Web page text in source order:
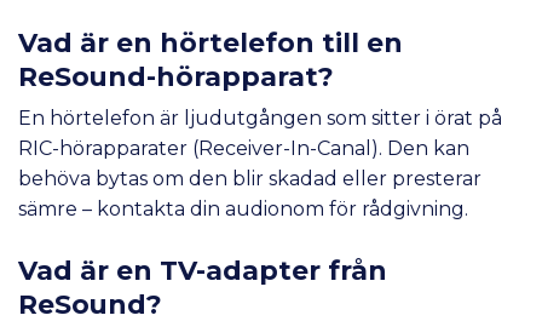
Vad är en hörtelefon till en
ReSound-hörapparat?
En hörtelefon är ljudutgången som sitter i örat på
RIC-hörapparater (Receiver-In-Canal). Den kan
behöva bytas om den blir skadad eller presterar
sämre – kontakta din audionom för rådgivning.
Vad är en TV-adapter från
ReSound?